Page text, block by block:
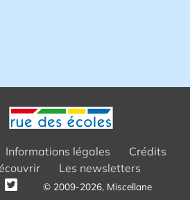
Informations légales
Crédits
Les newsletters
© 2009-2026, Miscellane